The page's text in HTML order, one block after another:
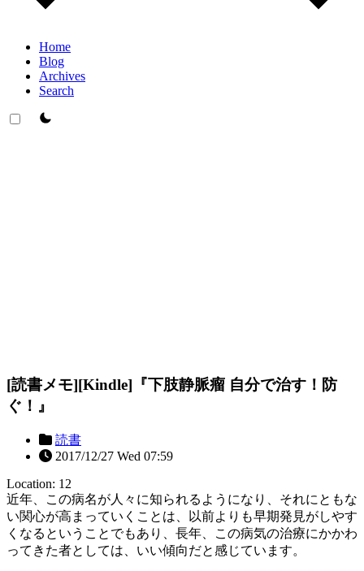
Home
Blog
Archives
Search
theme switcher
[読書メモ][Kindle]『下肢静脈瘤 自分で治す！防
ぐ！』
読書
2017/12/27 Wed 07:59
Location: 12
近年、この病名が人々に知られるようになり、それにともな
い関心が高まっていくことは、以前よりも早期発見がしやす
くなるということでもあり、長年、この病気の治療にかかわ
ってきた者としては、いい傾向だと感じています。